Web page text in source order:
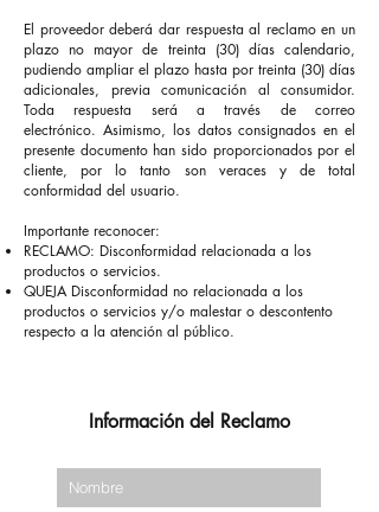
El proveedor deberá dar respuesta al reclamo en un
plazo no mayor de treinta (30) días calendario,
pudiendo ampliar el plazo hasta por treinta (30) días
adicionales, previa comunicación al consumidor.
Toda respuesta será a través de correo
electrónico. Asimismo, los datos consignados en el
presente documento han sido proporcionados por el
cliente, por lo tanto son veraces y de total
conformidad del usuario.
Importante reconocer:
RECLAMO: Disconformidad relacionada a los
productos o servicios.
QUEJA Disconformidad no relacionada a los
productos o servicios y/o malestar o descontento
respecto a la atención al público.
Información del Reclamo